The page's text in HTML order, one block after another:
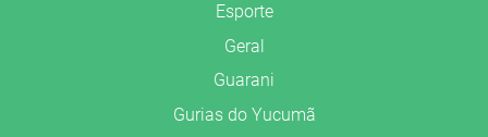
Esporte
Geral
Guarani
Gurias do Yucumã